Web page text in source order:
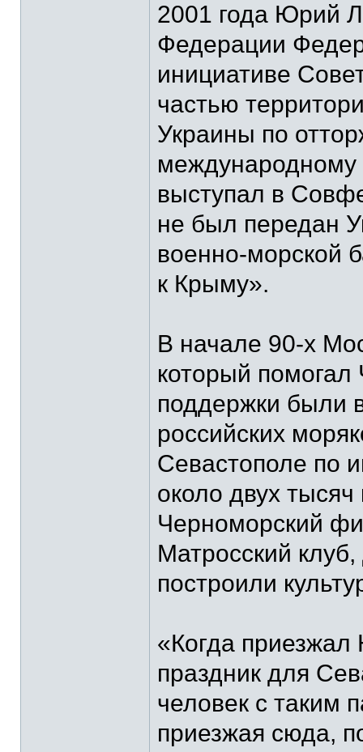
2001 года Юрий
Федерации
инициативе
частью
Украины по
международному
выступал в
не был передан
военно-морской
к Крыму».
В начале 90-х
который
поддержки были
российских
Севастополе по
около двух
Черноморский
Матросский
построили
«Когда
праздник для
человек с таким
приезжая сюда,